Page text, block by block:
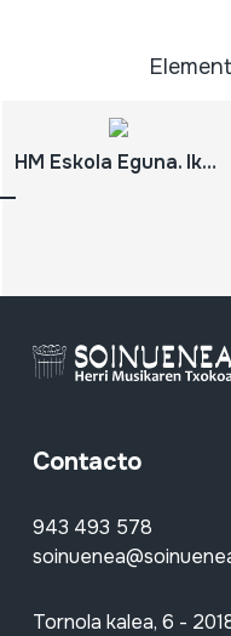
HM Eskola Eguna. Ikasleen Kontzertua. Oiartzun. 2007-06-02
Contacto
943 493 578
Tornola kalea, 6 -